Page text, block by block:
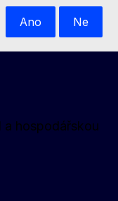
Ano Ne
a hospodářskou